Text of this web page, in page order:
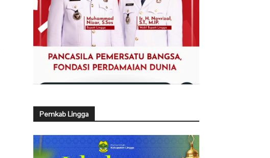
Pemkab Lingga